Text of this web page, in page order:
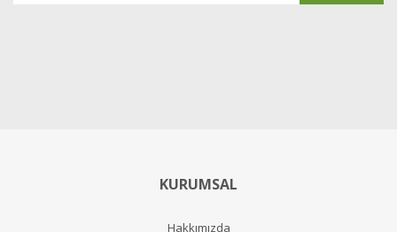
KURUMSAL
Hakkımızda